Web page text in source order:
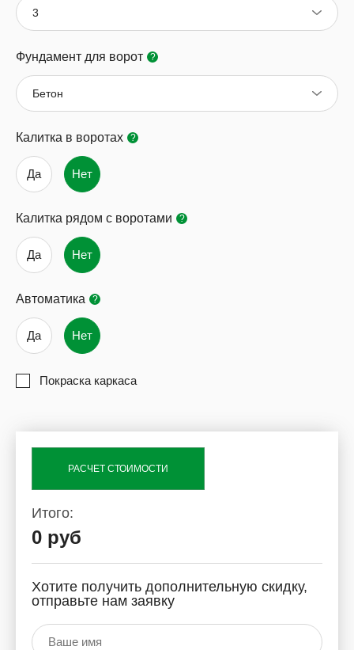
3
Фундамент для ворот ?
Бетон
Калитка в воротах ?
Да Нет
Калитка рядом с воротами ?
Да Нет
Автоматика ?
Да Нет
Покраска каркаса
РАСЧЕТ СТОИМОСТИ
Итого:
0 руб
Хотите получить дополнительную скидку,
отправьте нам заявку